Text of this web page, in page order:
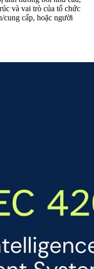
và vai trò của tổ chức
cung cấp, hoặc người